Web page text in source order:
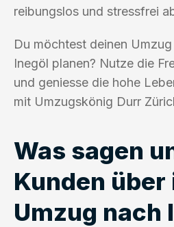
reibungslos und stressfrei
Du möchtest deinen
Inegöl planen? Nutze die
und geniesse die hohe
mit Umzugskönig Durr
Was sagen
Kunden über
Umzug nach